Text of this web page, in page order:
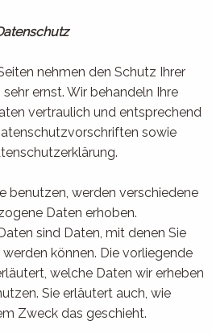
nehmen den Schutz Ihrer
ernst. Wir behandeln Ihre
vertraulich und entsprechend
sowie
benutzen, werden verschiedene
Daten erhoben.
sind Daten, mit denen Sie
können. Die vorliegende
welche Daten wir erheben
Sie erläutert auch, wie
Zweck das geschieht.